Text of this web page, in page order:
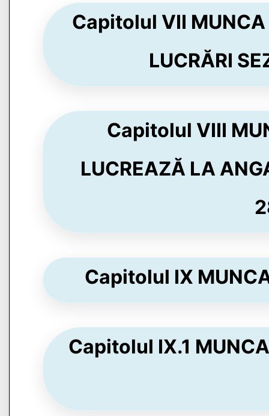
Capitolul VII MUNCA
LUCRĂRI
Capitolul VIII
LUCREAZĂ LA
Capitolul IX
Capitolul IX.1